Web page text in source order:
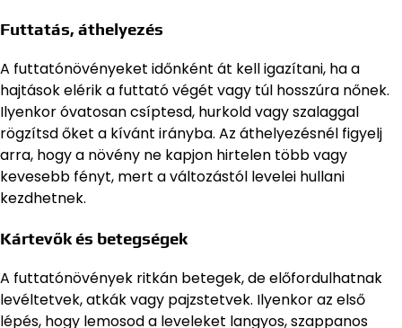
Futtatás, áthelyezés
A futtatónövényeket időnként át kell igazítani, ha a
hajtások elérik a futtató végét vagy túl hosszúra nőnek.
Ilyenkor óvatosan csíptesd, hurkold vagy szalaggal
rögzítsd őket a kívánt irányba. Az áthelyezésnél figyelj
arra, hogy a növény ne kapjon hirtelen több vagy
kevesebb fényt, mert a változástól levelei hullani
kezdhetnek.
Kártevők és betegségek
A futtatónövények ritkán betegek, de előfordulhatnak
levéltetvek, atkák vagy pajzstetvek. Ilyenkor az első
lépés, hogy lemosod a leveleket langyos, szappanos